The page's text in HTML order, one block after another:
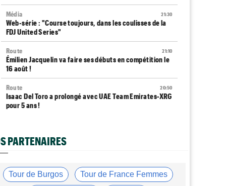
21:30
Média
Web-série : "Course toujours, dans les coulisses de la
FDJ United Series"
21:10
Route
Émilien Jacquelin va faire ses débuts en compétition le
16 août !
20:50
Route
Isaac Del Toro a prolongé avec UAE Team Emirates-XRG
pour 5 ans !
monnaie courante"
Le Mercato vélo est ouvert... toutes les dernières infos
et rumeurs
PARTENAIRES
Tour de Burgos Tour de France Femmes